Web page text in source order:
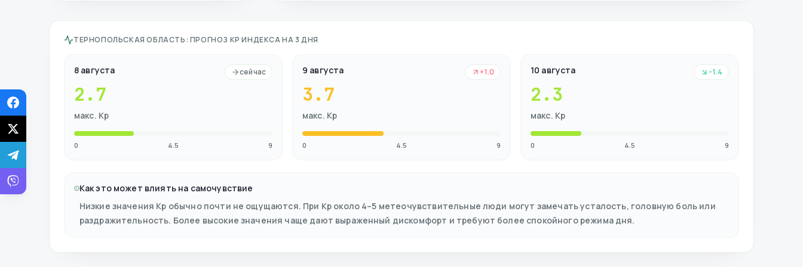
ТЕРНОПОЛЬСКАЯ ОБЛАСТЬ: ПРОГНОЗ KP ИНДЕКСА НА 3 ДНЯ
8 августа
2.7
макс. Kp
сейчас
0 4.5 9
9 августа
3.7
макс. Kp
+1.0
0 4.5 9
10 августа
2.3
макс. Kp
-1.4
0 4.5 9
Как это может влиять на самочувствие
Низкие значения Kp обычно почти не ощущаются. При Kp около 4–5 метеочувствительные люди могут замечать усталость, головную боль или
раздражительность. Более высокие значения чаще дают выраженный дискомфорт и требуют более спокойного режима дня.